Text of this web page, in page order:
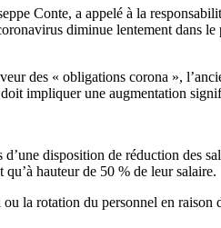
Conte, a appelé à la
diminue lentement dans
des « obligations corona »,
impliquer une augmentation
disposition de réduction des
hauteur de 50 % de leur salaire.
la rotation du personnel en